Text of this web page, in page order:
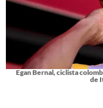
Egan Bernal, ciclista
de